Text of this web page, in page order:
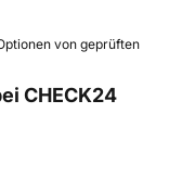
von geprüften
CHECK24